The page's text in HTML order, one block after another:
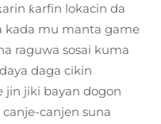
ƙarfin lokacin da
kada mu manta game
raguwa sosai kuma
daga cikin
jin jiki bayan dogon
canjen suna